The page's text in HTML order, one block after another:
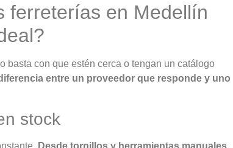
ferreterías en Medellín
basta con que estén cerca o tengan un catálogo
entre un proveedor que responde y uno
stock
Desde tornillos y herramientas manuales,